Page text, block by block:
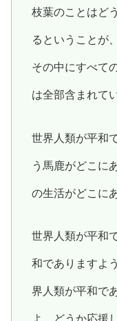
枝葉のことはど
るということが
その中にすべて
は全部含まれて
世界人類が平和
う馬鹿がどこに
の生活がどこに
世界人類が平和
和でありますよ
界人類が平和で
よ、どうか応援